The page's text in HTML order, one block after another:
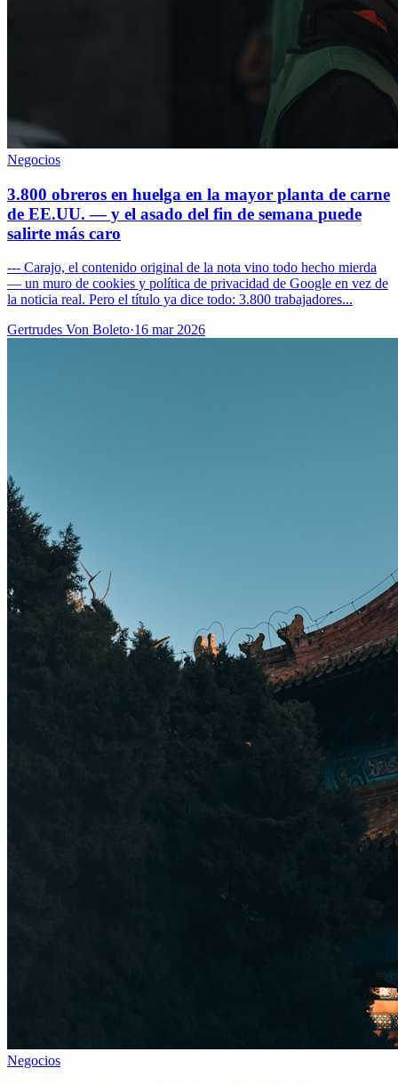
Negocios
3.800 obreros en huelga en la mayor planta de carne
de EE.UU. — y el asado del fin de semana puede
salirte más caro
--- Carajo, el contenido original de la nota vino todo hecho mierda
— un muro de cookies y política de privacidad de Google en vez de
la noticia real. Pero el título ya dice todo: 3.800 trabajadores...
Gertrudes Von Boleto·16 mar 2026
Negocios